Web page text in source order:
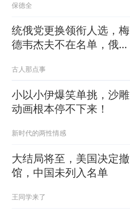
保德全
统俄党更换领衔人选，梅
德韦杰夫不在名单，俄政
古人那点事
小以小伊爆笑单挑，沙雕
动画根本停不下来！
新时代的两性情感
大结局将至，美国决定撤
馆，中国未列入名单
王同学来了